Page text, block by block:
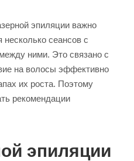
эпиляции важно
несколько сеансов с
ними. Это связано с
на волосы эффективно
их роста. Поэтому
рекомендации
эпиляции